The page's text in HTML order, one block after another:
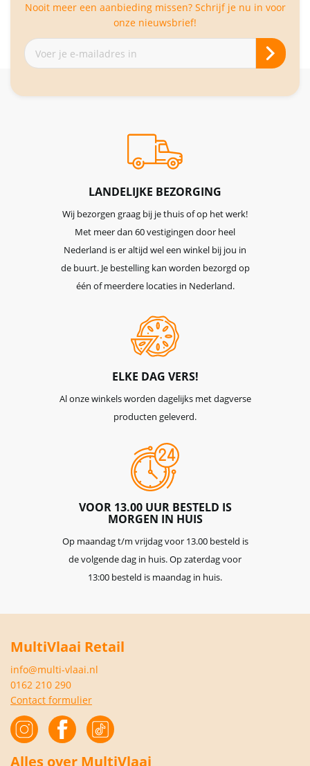
Nooit meer een aanbieding missen? Schrijf je nu in voor
onze nieuwsbrief!
Abonneer
je
LANDELIJKE BEZORGING
Wij bezorgen graag bij je thuis of op het werk!
Met meer dan 60 vestigingen door heel
Nederland is er altijd wel een winkel bij jou in
de buurt. Je bestelling kan worden bezorgd op
één of meerdere locaties in Nederland.
ELKE DAG VERS!
Al onze winkels worden dagelijks met dagverse
producten geleverd.
VOOR 13.00 UUR BESTELD IS
MORGEN IN HUIS
Op maandag t/m vrijdag voor 13.00 besteld is
de volgende dag in huis. Op zaterdag voor
13:00 besteld is maandag in huis.
MultiVlaai Retail
info@multi-vlaai.nl
0162 210 290
Contact formulier
Alles over MultiVlaai